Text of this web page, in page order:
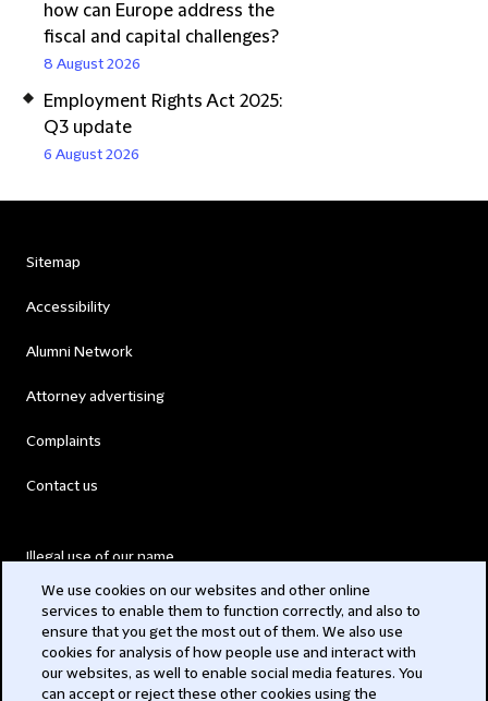
how can Europe address the
fiscal and capital challenges?
8 August 2026
Employment Rights Act 2025:
Q3 update
6 August 2026
Sitemap
Accessibility
Alumni Network
Attorney advertising
Complaints
Contact us
Illegal use of our name
Modern Slavery Act
Privacy
We use cookies on our websites and other online
services to enable them to function correctly, and also to
ensure that you get the most out of them. We also use
cookies for analysis of how people use and interact with
our websites, as well to enable social media features. You
can accept or reject these other cookies using the